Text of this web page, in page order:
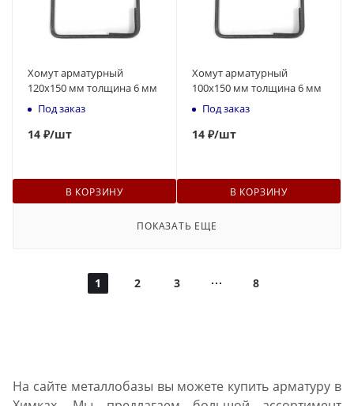
Хомут арматурный
120х150 мм толщина 6 мм
Под заказ
14 ₽/шт
В КОРЗИНУ
Хомут арматурный
100х150 мм толщина 6 мм
Под заказ
14 ₽/шт
В КОРЗИНУ
ПОКАЗАТЬ ЕЩЕ
1 2 3 8
На сайте металлобазы вы можете купить арматуру в